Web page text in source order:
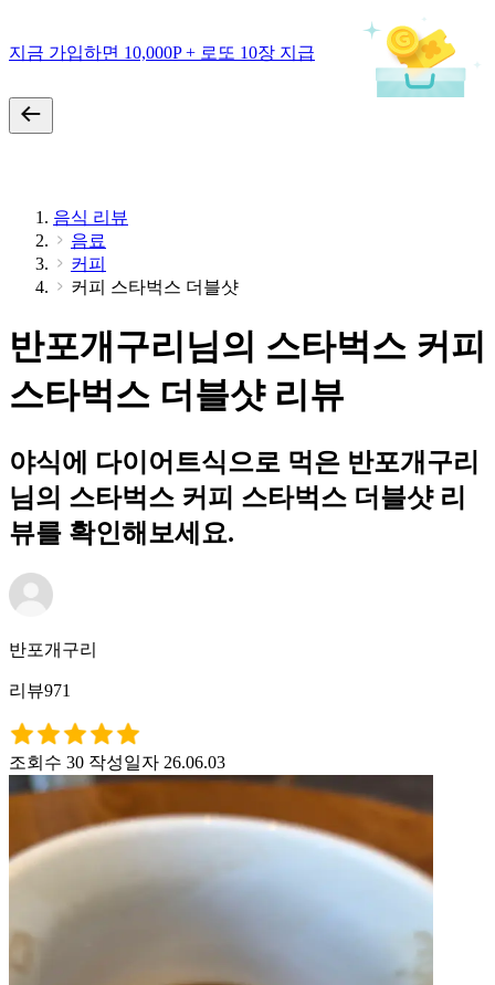
지금 가입하면 10,000P + 로또 10장 지급
음식 리뷰
음료
커피
커피 스타벅스 더블샷
반포개구리님의 스타벅스 커피
스타벅스 더블샷 리뷰
야식에 다이어트식으로 먹은 반포개구리
님의 스타벅스 커피 스타벅스 더블샷 리
뷰를 확인해보세요.
반포개구리
리뷰971
조회수 30 작성일자 26.06.03